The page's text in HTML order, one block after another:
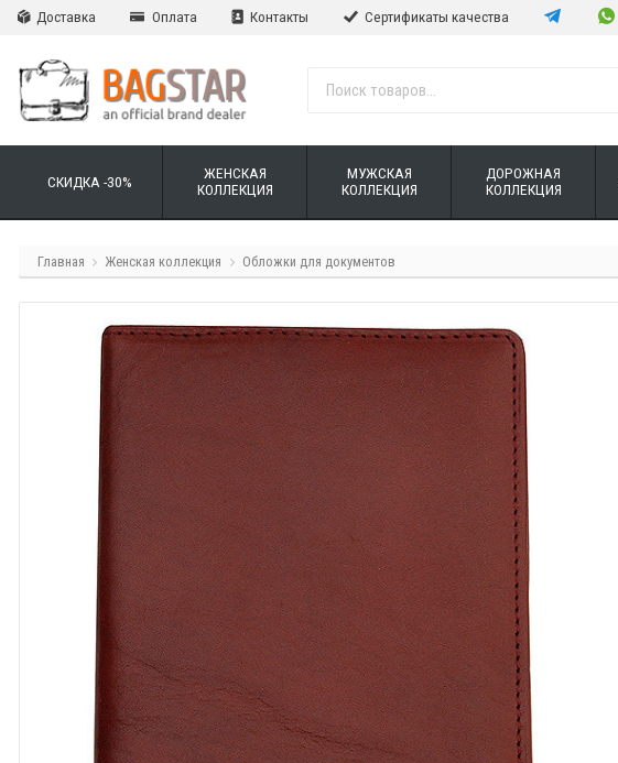
Доставка Оплата Контакты Сертификаты качества
СКИДКА -30%
ЖЕНСКАЯ
КОЛЛЕКЦИЯ
МУЖСКАЯ
КОЛЛЕКЦИЯ
ДОРОЖНАЯ
КОЛЛЕКЦИЯ
Главная Женская коллекция Обложки для документов